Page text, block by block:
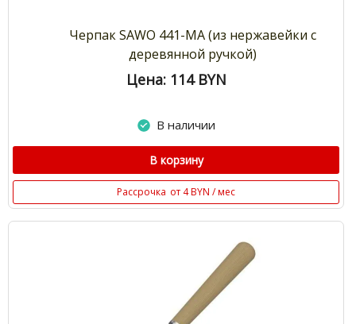
Черпак SAWO 441-MA (из нержавейки с
деревянной ручкой)
Цена: 114 BYN
В наличии
В корзину
Рассрочка от 4 BYN / мес